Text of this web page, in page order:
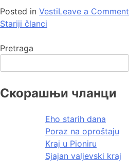
Posted in VestiLeave a Comment
Stariji članci
Pretraga
Скорашњи чланци
Eho starih dana
Poraz na oproštaju
Kraj u Pioniru
Sjajan valjevski kraj